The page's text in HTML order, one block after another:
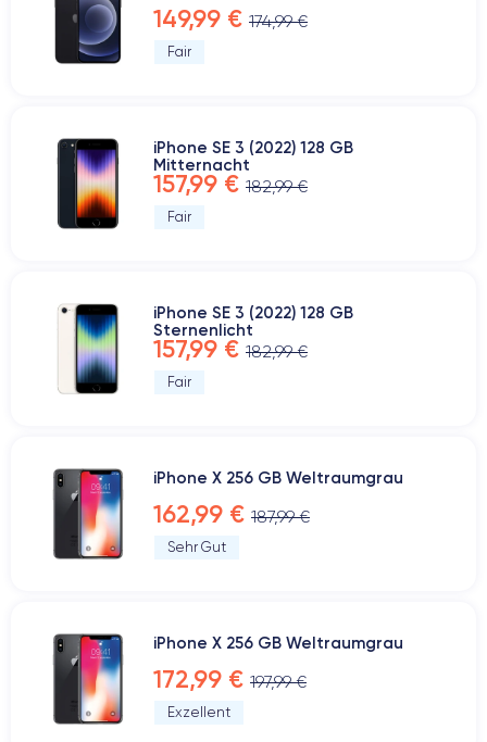
149,99 € 174,99 €
Fair
iPhone SE 3 (2022) 128 GB
Mitternacht
157,99 € 182,99 €
Fair
iPhone SE 3 (2022) 128 GB
Sternenlicht
157,99 € 182,99 €
Fair
iPhone X 256 GB Weltraumgrau
162,99 € 187,99 €
Sehr Gut
iPhone X 256 GB Weltraumgrau
172,99 € 197,99 €
Exzellent